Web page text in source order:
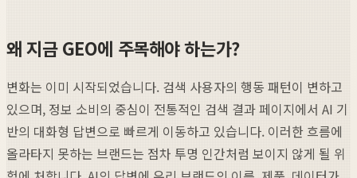
왜 지금 GEO에 주목해야 하는가?
변화는 이미 시작되었습니다. 검색 사용자의 행동 패턴이 변하고
있으며, 정보 소비의 중심이 전통적인 검색 결과 페이지에서 AI 기
반의 대화형 답변으로 빠르게 이동하고 있습니다. 이러한 흐름에
올라타지 못하는 브랜드는 점차 투명 인간처럼 보이지 않게 될 위